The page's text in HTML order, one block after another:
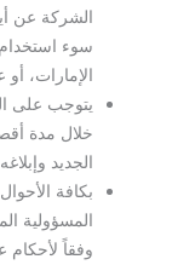
الشركة عن
سوء
الإمارات،
يتوجب على
الجديد
بكافة
المسؤولية
وفقاً لأحكام